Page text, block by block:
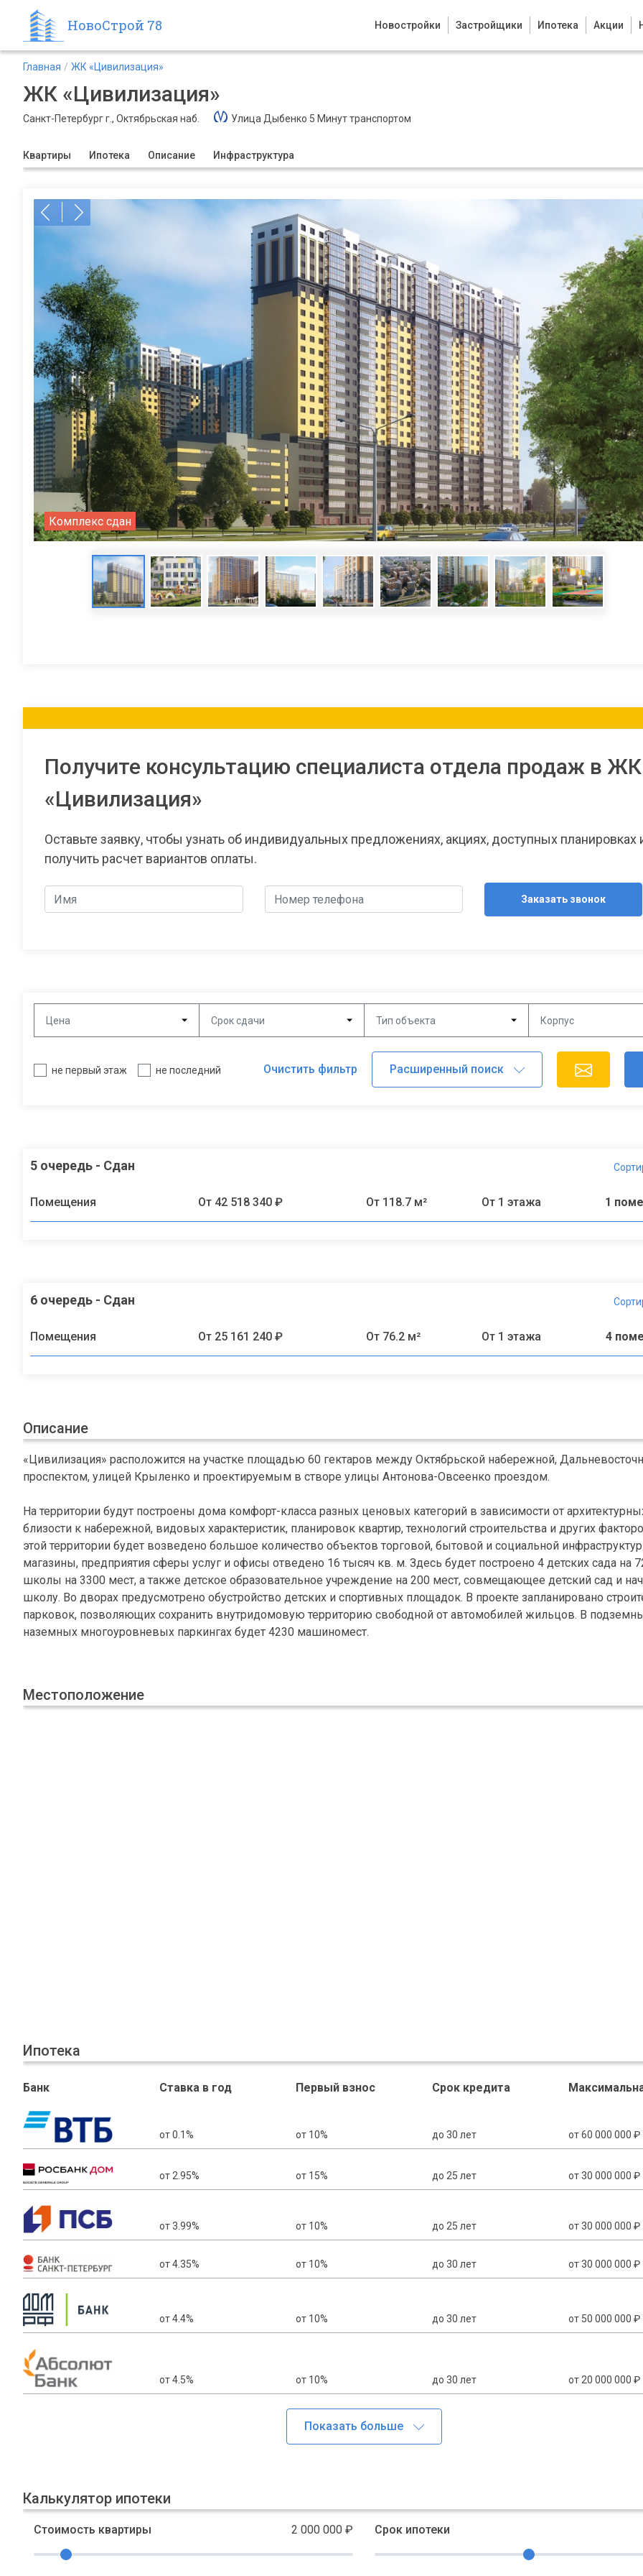
НовоСтрой 78 Новостройки Застройщики Ипотека Акции
Главная ЖК «Цивилизация»
ЖК «Цивилизация»
Санкт-Петербург г., Октябрьская наб. Улица Дыбенко 5 Минут транспортом
Квартиры Ипотека Описание Инфраструктура
Комплекс сдан
Получите консультацию специалиста отдела продаж в ЖК
«Цивилизация»
Оставьте заявку, чтобы узнать об индивидуальных предложениях, акциях, доступных планировках
получить расчет вариантов оплаты.
Заказать звонок
Цена Срок сдачи Тип объекта Корпус
не первый этаж не последний Очистить фильтр
5 очередь - Сдан
Помещения От 42 518 340 ₽ От 118.7 м² От 1 этажа 1
6 очередь - Сдан
Помещения От 25 161 240 ₽ От 76.2 м² От 1 этажа 4
Описание
«Цивилизация» расположится на участке площадью 60 гектаров между Октябрьской набережной,
проспектом, улицей Крыленко и проектируемым в створе улицы Антонова-Овсеенко проездом.
На территории будут построены дома комфорт-класса разных ценовых категорий в зависимости от
близости к набережной, видовых характеристик, планировок квартир, технологий строительства и других
этой территории будет возведено большое количество объектов торговой, бытовой и социальной
магазины, предприятия сферы услуг и офисы отведено 16 тысяч кв. м. Здесь будет построено 4 детских сада на
школы на 3300 мест, а также детское образовательное учреждение на 200 мест, совмещающее детский сад и
школу. Во дворах предусмотрено обустройство детских и спортивных площадок. В проекте запланировано
парковок, позволяющих сохранить внутридомовую территорию свободной от автомобилей жильцов. В
наземных многоуровневых паркингах будет 4230 машиномест.
Местоположение
Ипотека
Банк Ставка в год Первый взнос Срок кредита
от 0.1% от 10% до 30 лет от 60 000 000 ₽
от 2.95% от 15% до 25 лет от 30 000 000 ₽
от 3.99% от 10% до 25 лет от 30 000 000 ₽
от 4.35% от 10% до 30 лет от 30 000 000 ₽
от 4.4% от 10% до 30 лет от 50 000 000 ₽
от 4.5% от 10% до 30 лет от 20 000 000 ₽
Калькулятор ипотеки
Стоимость квартиры 2 000 000 ₽ Срок ипотеки